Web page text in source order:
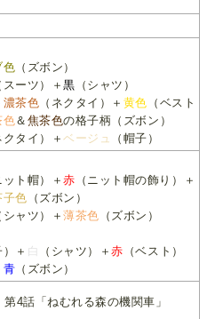
色 （ズボン）
スーツ）＋黒 （シャツ）
濃茶色 （ネクタイ）＋ 黄色 （ベスト
色＆ 焦茶色の格子柄（ズボン）
クタイ）＋ベージュ
（帽子）
ット帽）＋赤 （ニット帽の飾り）＋
子色 （ズボン）
シャツ）＋薄茶色 （ズボン）
＋ 白 （シャツ）＋赤 （ベスト）
青 （ズボン）
第4話「ねむれる森の機関車」